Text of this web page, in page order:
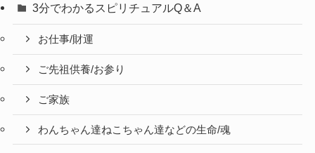
3分でわかるスピリチュアルQ＆A
お仕事/財運
ご先祖供養/お参り
ご家族
わんちゃん達ねこちゃん達などの生命/魂